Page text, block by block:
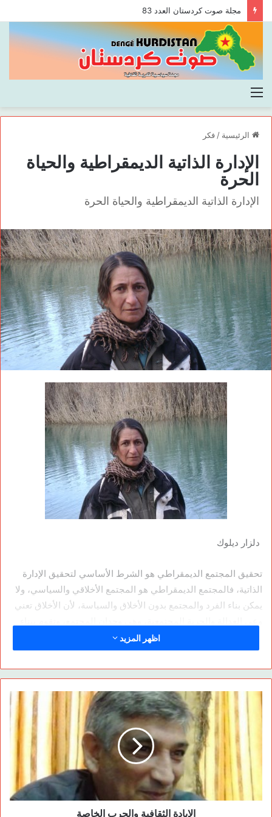
مجلة صوت كردستان العدد 83
القائمة
الرئيسية / فكر
الإدارة الذاتية الديمقراطية والحياة
الحرة
الإدارة الذاتية الديمقراطية والحياة الحرة
دلزار ديلوك
تحقيق المجتمع الديمقراطي هو الشرط الأساسي لتحقيق الإدارة
الذاتية، فالمجتمع الديمقراطي هو المجتمع الأخلاقي والسياسي، ولا
يمكن بناء الفرد والمجتمع بدون الأخلاق والسياسة، لأن الأخلاق تعني
وحدة المجتمع على أساس حماية الأثنيات المختلفة داخل المجتمع.
وهي قوة العمل واتخاذ القرارات الأساسية التي تبني كل دعائم
المجتمع. أما السياسة فهي عقل المجتمع المشترك، ونضال المجتمع
الديمقراطية، ترفض سياسة الأصناف والبنية الفوقية ضمن المجتمع.
وتهزم ديمقراطية النواب التي تجعل إرادة المجتمع عن طريق ممثليه
تنحصر ضمن نطاق مجموعة ضيقة، وتقسم المسؤولية والإرادة
السياسية بين جميع أعضاء المجتمع، وتبني وجودها على مبادئ
الأخلاق والوجدان التي تستمر عن طريقهم. وتعد انضمام المرأة
بإرادتها الحرة وبشكل حر إلى سياسة المجتمع مبدأ أساسيا لها، لأن
دور المرأة في الإدارة الذاتية يشكل القوة الأساسية في السياسة
الديمقراطية، حيث تهدف إلى انقاذ السياسة من تأثير هيمنة الدولة
اظهر المزيد
الإبادة الثقافية والحرب الخاصة